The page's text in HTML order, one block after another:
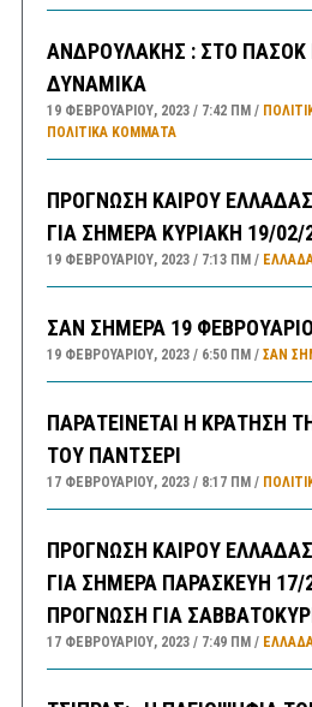
ΑΝΔΡΟΥΛΑΚΗΣ : ΣΤΟ ΠΑΣΟΚ
ΔΥΝΑΜΙΚΑ
19 ΦΕΒΡΟΥΑΡΊΟΥ, 2023 7:42 ΠΜ
ΠΟΛΙΤΙΚΆ ΚΌΜΜΑΤΑ
ΠΡΟΓΝΩΣΗ ΚΑΙΡΟΥ
ΓΙΑ ΣΗΜΕΡΑ ΚΥΡΙΑΚΗ 19/02/
19 ΦΕΒΡΟΥΑΡΊΟΥ, 2023 7:13 ΠΜ
ΣΑΝ ΣΗΜΕΡΑ 19
19 ΦΕΒΡΟΥΑΡΊΟΥ, 2023 6:50 ΠΜ ΣΑΝ
ΠΑΡΑΤΕΙΝΕΤΑΙ Η ΚΡΑΤΗΣΗ
ΤΟΥ ΠΑΝΤΣΕΡΙ
17 ΦΕΒΡΟΥΑΡΊΟΥ, 2023 8:17 ΠΜ
ΠΡΟΓΝΩΣΗ ΚΑΙΡΟΥ
ΓΙΑ ΣΗΜΕΡΑ ΠΑΡΑΣΚΕΥΗ 17/
ΠΡΟΓΝΩΣΗ ΓΙΑ
17 ΦΕΒΡΟΥΑΡΊΟΥ, 2023 7:49 ΠΜ